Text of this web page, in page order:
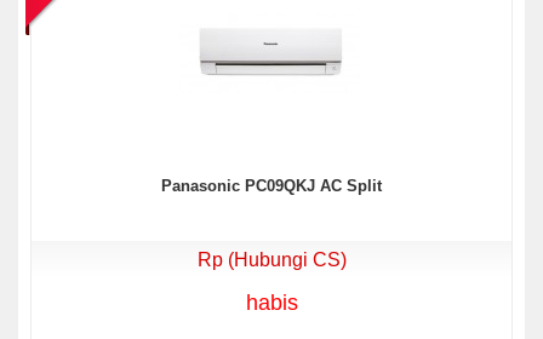
Panasonic PC09QKJ AC Split
Rp (Hubungi CS)
habis